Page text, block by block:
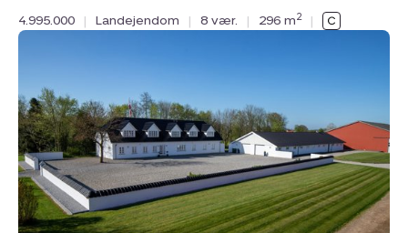
4.995.000
| Landejendom | 8 vær. | 296 m2 |
21,
6064
Jordrup